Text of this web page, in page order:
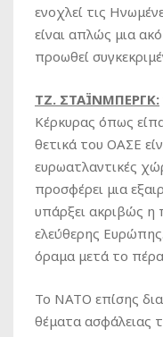
ενοχλεί τις
είναι απλώς μια
προωθεί
ΤΖ. ΣΤΑΪΝΜΠΕΡΓΚ:
Κέρκυρας όπως
θετικά του ΟΑΣΕ
ευρωατλαντικές
προσφέρει μια
υπάρξει ακριβώς
ελεύθερης
όραμα μετά το
Το ΝΑΤΟ επίσης
θέματα ασφάλειας